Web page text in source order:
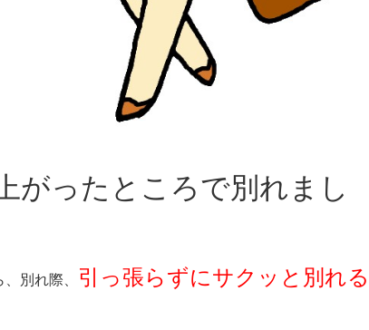
がったところで別れまし
別れ際、 引っ張らずにサクッと別れる